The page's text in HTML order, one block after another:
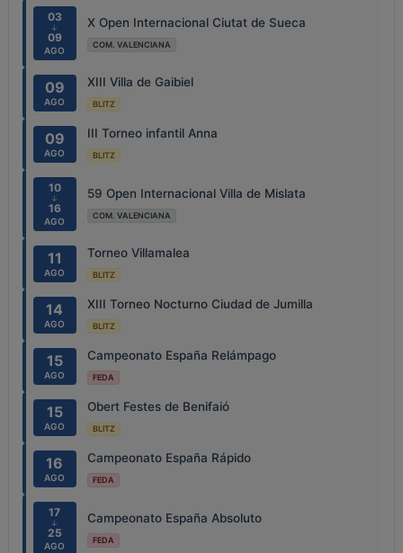
03
↓
09
AGO
X Open Internacional Ciutat de Sueca
COM. VALENCIANA
09
AGO
XIII Villa de Gaibiel
BLITZ
09
AGO
III Torneo infantil Anna
BLITZ
10
↓
16
AGO
59 Open Internacional Villa de Mislata
COM. VALENCIANA
11
AGO
Torneo Villamalea
BLITZ
14
AGO
XIII Torneo Nocturno Ciudad de Jumilla
BLITZ
15
AGO
Campeonato España Relámpago
FEDA
15
AGO
Obert Festes de Benifaió
BLITZ
16
AGO
Campeonato España Rápido
FEDA
17
↓
25
AGO
Campeonato España Absoluto
FEDA